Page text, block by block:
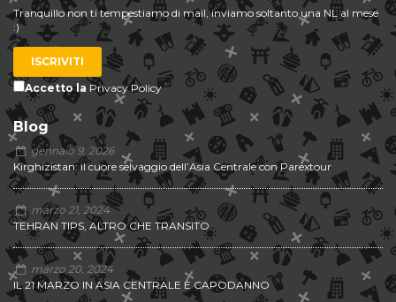
Tranquillo non ti tempestiamo di mail, inviamo soltanto una NL al mese
:)
ISCRIVITI
Accetto la Privacy Policy
Blog
gennaio 9, 2026
Kirghizistan: il cuore selvaggio dell’Asia Centrale con Parextour
marzo 21, 2024
TEHRAN TIPS, ALTRO CHE TRANSITO
marzo 20, 2024
IL 21 MARZO IN ASIA CENTRALE È CAPODANNO